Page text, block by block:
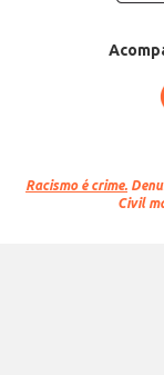
Racismo é crime.
Civil